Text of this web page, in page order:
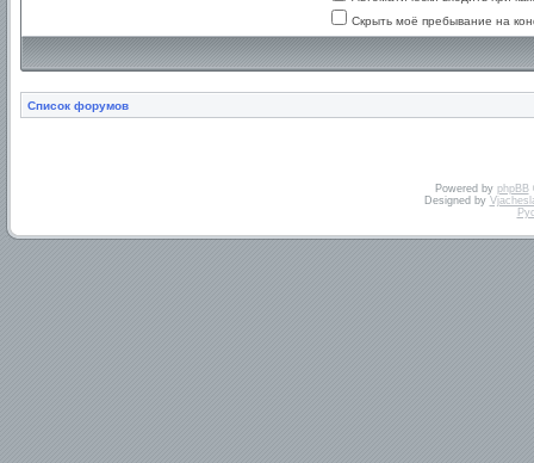
Скрыть моё пребывание на
Список форумов
Powered by phpBB
Designed by